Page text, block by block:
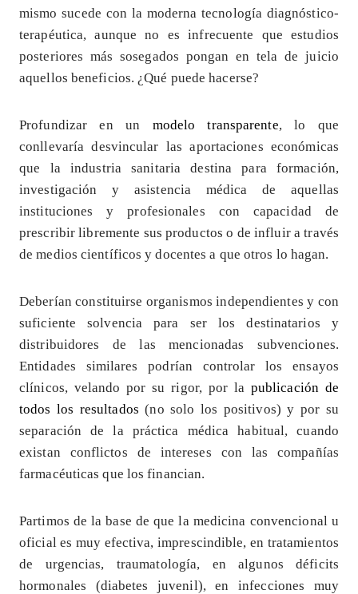
mismo sucede con la moderna tecnología diagnóstico-
terapéutica, aunque no es infrecuente que estudios
posteriores más sosegados pongan en tela de juicio
aquellos beneficios. ¿Qué puede hacerse?
Profundizar en un modelo transparente, lo que
conllevaría desvincular las aportaciones económicas
que la industria sanitaria destina para formación,
investigación y asistencia médica de aquellas
instituciones y profesionales con capacidad de
prescribir libremente sus productos o de influir a través
de medios científicos y docentes a que otros lo hagan.
Deberían constituirse organismos independientes y con
suficiente solvencia para ser los destinatarios y
distribuidores de las mencionadas subvenciones.
Entidades similares podrían controlar los ensayos
clínicos, velando por su rigor, por la publicación de
todos los resultados (no solo los positivos) y por su
separación de la práctica médica habitual, cuando
existan conflictos de intereses con las compañías
farmacéuticas que los financian.
Partimos de la base de que la medicina convencional u
oficial es muy efectiva, imprescindible, en tratamientos
de urgencias, traumatología, en algunos déficits
hormonales (diabetes juvenil), en infecciones muy